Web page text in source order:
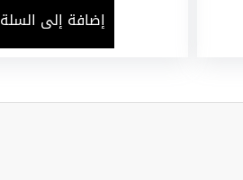
إضافة إلى السلة